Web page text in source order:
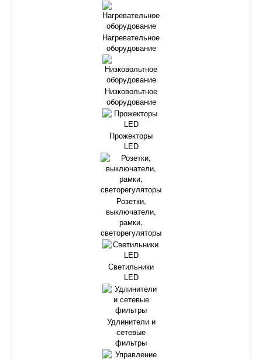
Нагревательное
оборудование
Низковольтное
оборудование
Прожекторы
LED
Розетки,
выключатели,
рамки,
светорегуляторы
Светильники
LED
Удлинители и
сетевые
фильтры